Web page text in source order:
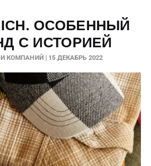
ОСОБЕННЫЙ
С ИСТОРИЕЙ
КОМПАНИЙ | 15 ДЕКАБРЬ 2022